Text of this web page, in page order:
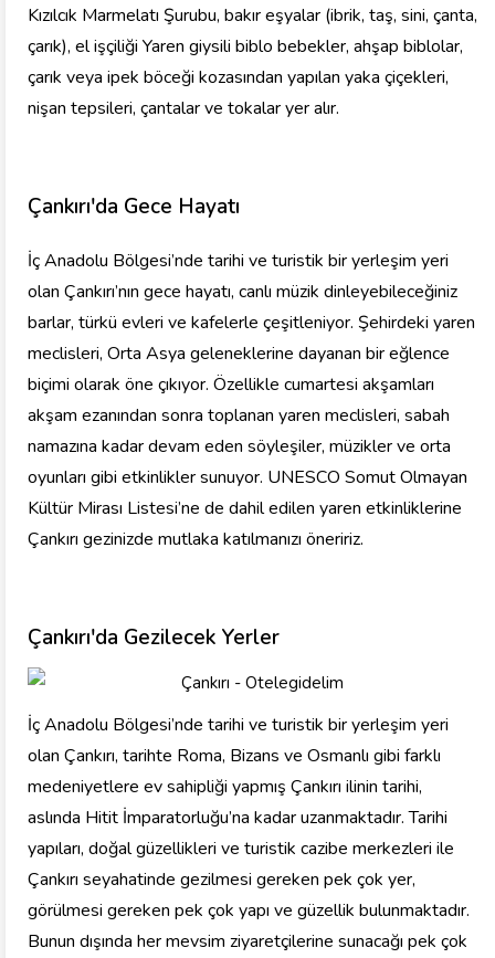
Kızılcık Marmelatı Şurubu, bakır eşyalar (ibrik, taş, sini, çanta,
çarık), el işçiliği Yaren giysili biblo bebekler, ahşap biblolar,
çarık veya ipek böceği kozasından yapılan yaka çiçekleri,
nişan tepsileri, çantalar ve tokalar yer alır.
Çankırı'da Gece Hayatı
İç Anadolu Bölgesi’nde tarihi ve turistik bir yerleşim yeri
olan Çankırı’nın gece hayatı, canlı müzik dinleyebileceğiniz
barlar, türkü evleri ve kafelerle çeşitleniyor. Şehirdeki yaren
meclisleri, Orta Asya geleneklerine dayanan bir eğlence
biçimi olarak öne çıkıyor. Özellikle cumartesi akşamları
akşam ezanından sonra toplanan yaren meclisleri, sabah
namazına kadar devam eden söyleşiler, müzikler ve orta
oyunları gibi etkinlikler sunuyor. UNESCO Somut Olmayan
Kültür Mirası Listesi’ne de dahil edilen yaren etkinliklerine
Çankırı gezinizde mutlaka katılmanızı öneririz.
Çankırı'da Gezilecek Yerler
İç Anadolu Bölgesi’nde tarihi ve turistik bir yerleşim yeri
olan Çankırı, tarihte Roma, Bizans ve Osmanlı gibi farklı
medeniyetlere ev sahipliği yapmış Çankırı ilinin tarihi,
aslında Hitit İmparatorluğu’na kadar uzanmaktadır. Tarihi
yapıları, doğal güzellikleri ve turistik cazibe merkezleri ile
Çankırı seyahatinde gezilmesi gereken pek çok yer,
görülmesi gereken pek çok yapı ve güzellik bulunmaktadır.
Bunun dışında her mevsim ziyaretçilerine sunacağı pek çok